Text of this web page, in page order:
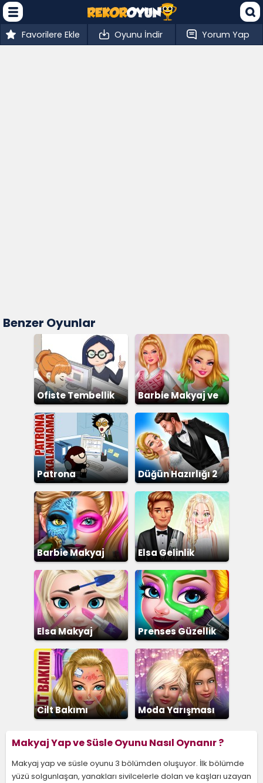
Favorilere Ekle Oyunu İndir Yorum Yap
Benzer Oyunlar
Ofiste Tembellik
Barbie Makyaj ve
Giydirme
Patrona
Yakalanmama
Düğün Hazırlığı 2
Barbie Makyaj
Elsa Gelinlik
Giydirme 3
Elsa Makyaj
Prenses Güzellik
Salonu
Cilt Bakımı Moda Yarışması
Makyaj Yap ve Süsle Oyunu Nasıl Oynanır ?
Makyaj yap ve süsle oyunu 3 bölümden oluşuyor. İlk bölümde
yüzü solgunlaşan, yanakları sivilcelerle dolan ve kaşları uzayan